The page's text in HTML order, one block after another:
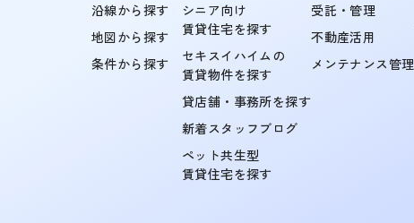
沿線から探す
地図から探す
条件から探す
シニア向け
賃貸住宅を探す
セキスイハイムの
賃貸物件を探す
貸店舗・事務所を探す
新着スタッフブログ
ペット共生型
賃貸住宅を探す
受託・管理
不動産活用
メンテナンス管理